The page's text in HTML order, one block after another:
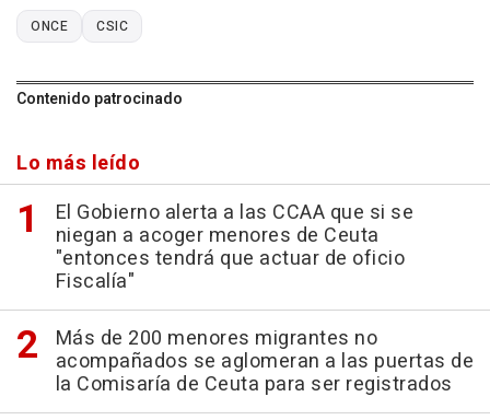
ONCE CSIC
Contenido patrocinado
Lo más leído
El Gobierno alerta a las CCAA que si se
niegan a acoger menores de Ceuta
"entonces tendrá que actuar de oficio
Fiscalía"
Más de 200 menores migrantes no
acompañados se aglomeran a las puertas de
la Comisaría de Ceuta para ser registrados